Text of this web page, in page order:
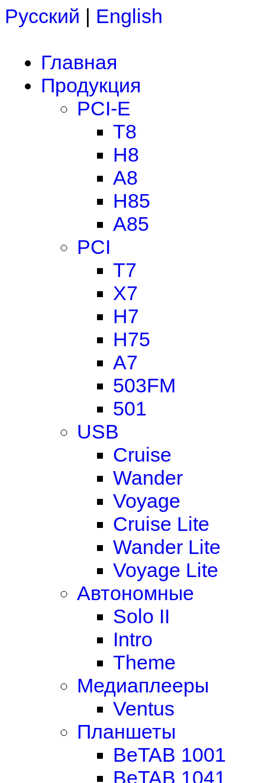
Русский | English
Главная
Продукция
PCI-E
T8
H8
A8
H85
A85
PCI
T7
X7
H7
H75
A7
503FM
501
USB
Cruise
Wander
Voyage
Cruise Lite
Wander Lite
Voyage Lite
Автономные
Solo II
Intro
Theme
Медиаплееры
Ventus
Планшеты
BeTAB 1001
BeTAB 1041